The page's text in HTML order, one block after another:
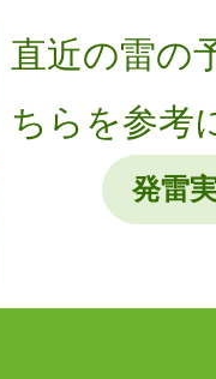
直近の雷の
ちらを参考
発雷